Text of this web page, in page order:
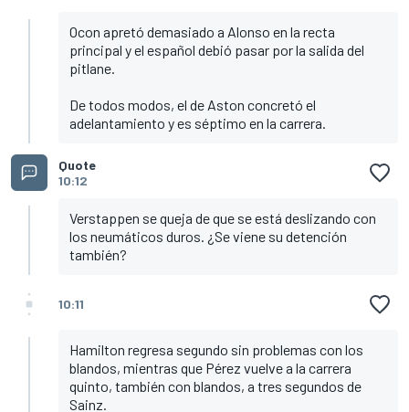
Ocon apretó demasiado a Alonso en la recta
principal y el español debió pasar por la salida del
pitlane.
De todos modos, el de Aston concretó el
adelantamiento y es séptimo en la carrera.
Quote
10:12
Verstappen se queja de que se está deslizando con
los neumáticos duros. ¿Se viene su detención
también?
10:11
Hamilton regresa segundo sin problemas con los
blandos, mientras que Pérez vuelve a la carrera
quinto, también con blandos, a tres segundos de
Sainz.